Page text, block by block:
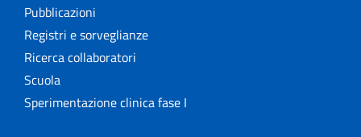
Pubblicazioni
Registri e sorveglianze
Ricerca collaboratori
Scuola
Sperimentazione clinica fase I